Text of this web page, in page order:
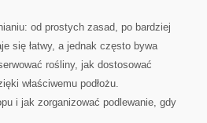
od prostych zasad, po bardziej
się łatwy, a jednak często bywa
rośliny, jak dostosować
właściwemu podłożu.
i jak zorganizować podlewanie, gdy